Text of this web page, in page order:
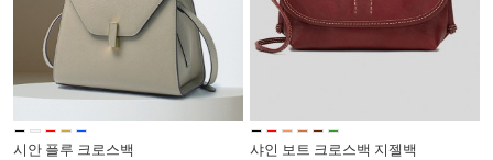
시안 플루 크로스백 샤인 보트 크로스백 지젤백